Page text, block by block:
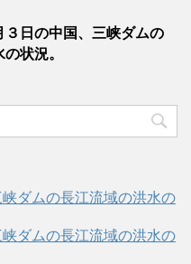
３日の中国、三峡ダムの
状況。
ダムの長江流域の洪水の
ダムの長江流域の洪水の